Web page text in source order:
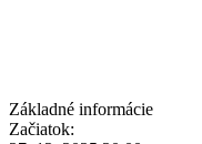
Základné informácie
Začiatok: